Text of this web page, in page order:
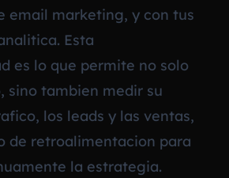
email marketing, y con tus
Esta
es lo que permite no solo
sino tambien medir su
los leads y las ventas,
de retroalimentacion para
la estrategia.